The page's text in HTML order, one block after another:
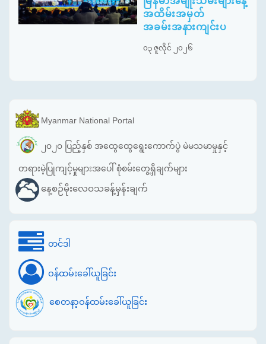
အထိမ်းအမှတ်
အခမ်းအနားကျင်းပ
၀၃ ဇူလိုင် ၂၀၂၆
Myanmar National Portal
၂၀၂၀ ပြည့်နှစ် အထွေထွေရွေးကောက်ပွဲ မဲမသမာမှုနှင့်
တရားမဲ့ပြုကျင့်မှုများအပေါ် စုံစမ်းတွေ့ရှိချက်များ
နေ့စဉ်မိုးလေဝသခန့်မှန်းချက်
တင်ဒါ
ဝန်ထမ်းခေါ်ယူခြင်း
စေတနာ့ဝန်ထမ်းခေါ်ယူခြင်း